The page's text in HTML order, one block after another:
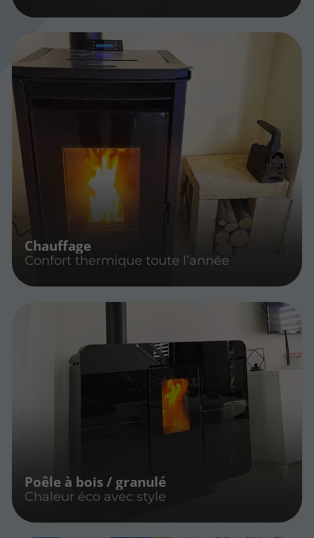
Chauffage
Confort thermique toute l’année
Poêle à bois / granulé
Chaleur éco avec style